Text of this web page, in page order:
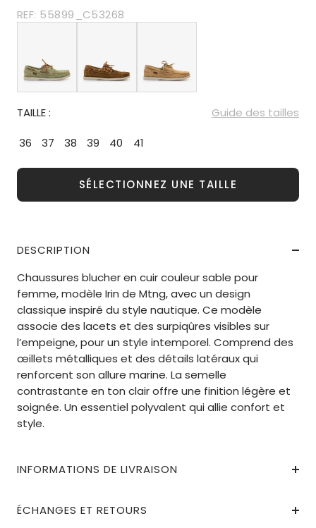
REF: 55899_C53268
TAILLE : Guide des tailles
36 37 38 39 40 41
SÉLECTIONNEZ UNE TAILLE
DESCRIPTION
Chaussures blucher en cuir couleur sable pour
femme, modèle Irin de Mtng, avec un design
classique inspiré du style nautique. Ce modèle
associe des lacets et des surpiqûres visibles sur
l’empeigne, pour un style intemporel. Comprend des
œillets métalliques et des détails latéraux qui
renforcent son allure marine. La semelle
contrastante en ton clair offre une finition légère et
soignée. Un essentiel polyvalent qui allie confort et
style.
INFORMATIONS DE LIVRAISON
ÉCHANGES ET RETOURS